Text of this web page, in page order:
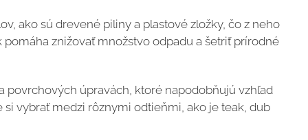
ako sú drevené piliny a plastové zložky, čo z neho
znižovať množstvo odpadu a šetriť prírodné
povrchových úpravách, ktoré napodobňujú vzhľad
vybrať medzi rôznymi odtieňmi, ako je teak, dub